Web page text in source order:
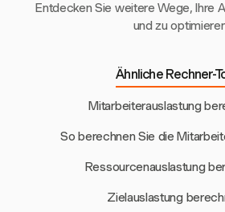
Entdecken Sie weitere Wege, Ihre
und zu
Ähnliche Rechner-
Mitarbeiterauslastung
So berechnen Sie die
Ressourcenauslastung
Zielauslastung